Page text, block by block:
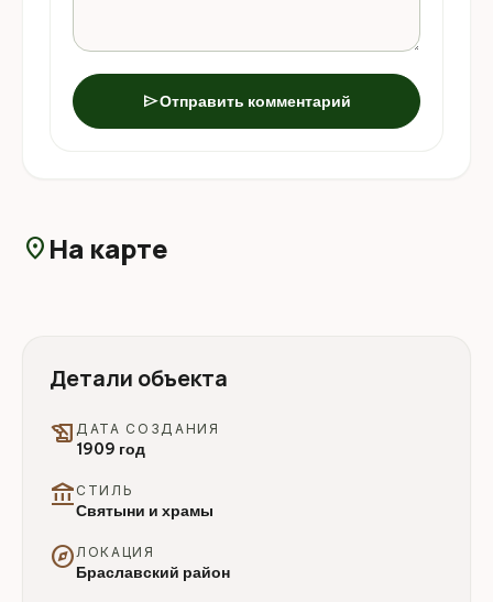
sendОтправить комментарий
location_on На карте
Детали объекта
history_edu ДАТА СОЗДАНИЯ
1909 год
account_balance СТИЛЬ
Святыни и храмы
exploreЛОКАЦИЯ
Браславский район